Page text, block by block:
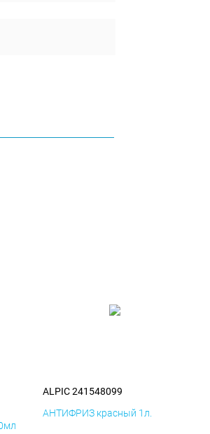
ALPIC 241548099
АНТИФРИЗ красный 1л.